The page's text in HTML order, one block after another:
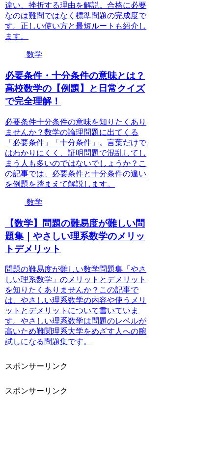
違い、挫折する理由を解説。合格に必要
なのは難問ではなく標準問題の完成度で
す。正しい使い方と最短ルートも紹介し
ます。
数学
必要条件・十分条件の意味とは？
高校数学の【例題】と日常クイズ
で完全理解！
必要条件十分条件の意味を知りたくあり
ませんか？数学の論理問題に出てくる
「必要条件」「十分条件」。言葉だけで
はわかりにくく、証明問題で混乱してし
まう人も多いのではないでしょうか？こ
の記事では、必要条件と十分条件の違い
を例題を踏まえて解説します。
数学
【数学】問題の難易度が難しい問
題集｜やさしい理系数学のメリッ
トデメリット
問題の難易度が難しい数学問題集「やさ
しい理系数学」のメリットとデメリット
を知りたくありませんか？この記事で
は、やさしい理系数学の内容や使うメリ
ットとデメリットについて書いていま
す。やさしい理系数学は問題のレベルが
高いため難関理系大学をめざす人への腕
試しになる問題集です。
スポンサーリンク
スポンサーリンク